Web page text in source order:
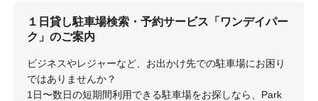
１日貸し駐車場検索・予約サービス「ワンデイパー
ク」のご案内
ビジネスやレジャーなど、お出かけ先での駐車場にお困り
ではありませんか？
1日〜数日の短期間利用できる駐車場をお探しなら、Park